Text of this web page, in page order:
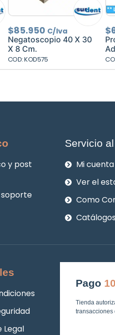
$85.950 C/Iva
Negatoscopio 40 X 30
X 8 Cm.
COD: KOD575
$
y post
Servicio
Mi cuenta
Ver el
Como
Catálogos
Legal
Pago
Tienda
transacciones